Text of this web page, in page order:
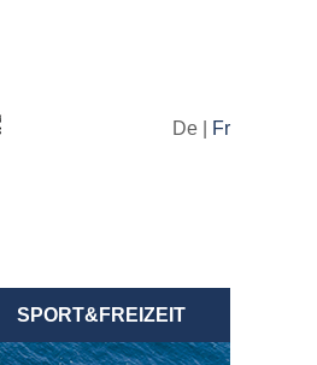
De | Fr
SPORT&FREIZEIT